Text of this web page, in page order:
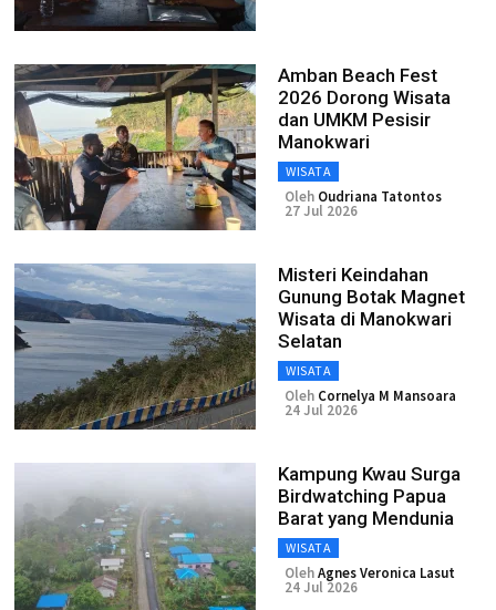
Amban Beach Fest
2026 Dorong Wisata
dan UMKM Pesisir
Manokwari
WISATA
Oleh Oudriana Tatontos
27 Jul 2026
Misteri Keindahan
Gunung Botak Magnet
Wisata di Manokwari
Selatan
WISATA
Oleh Cornelya M Mansoara
24 Jul 2026
Kampung Kwau Surga
Birdwatching Papua
Barat yang Mendunia
WISATA
OlehAgnes Veronica Lasut
24 Jul 2026